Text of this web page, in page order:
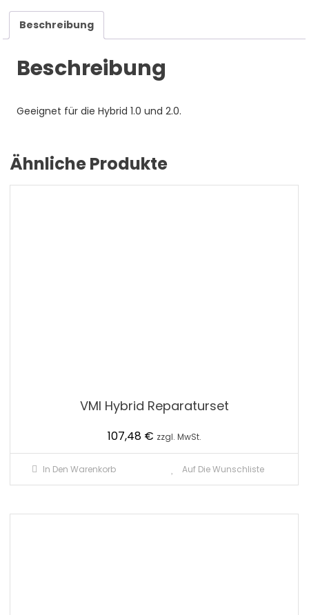
Beschreibung
Beschreibung
Geeignet für die Hybrid 1.0 und 2.0.
Ähnliche Produkte
VMI Hybrid Reparaturset
107,48 € zzgl. MwSt.
In Den Warenkorb Auf Die Wunschliste